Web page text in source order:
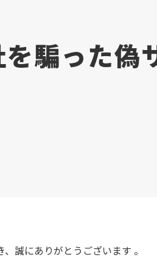
を騙った
誠にありがとうございます 。